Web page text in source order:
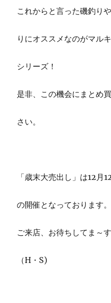
これからと言った磯釣り
りにオススメなのがマル
シリーズ！
是非、この機会にまとめ
さい。
「歳末大売出し」は12
の開催となっております。
ご来店、お待ちしてま～す
（H・S)